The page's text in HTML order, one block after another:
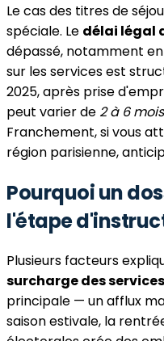
Le cas des titres de
spéciale. Le délai légal
dépassé, notamment
sur les services est
2025, après prise
peut varier de 2 à 6
Franchement, si vous
région parisienne,
Pourquoi un
l'étape
Plusieurs facteurs
surcharge des
principale — un afflux
saison estivale, la